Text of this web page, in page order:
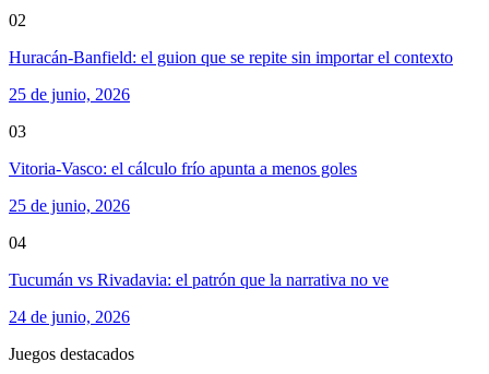
02
Huracán-Banfield: el guion que se repite sin importar el contexto
25 de junio, 2026
03
Vitoria-Vasco: el cálculo frío apunta a menos goles
25 de junio, 2026
04
Tucumán vs Rivadavia: el patrón que la narrativa no ve
24 de junio, 2026
Juegos destacados